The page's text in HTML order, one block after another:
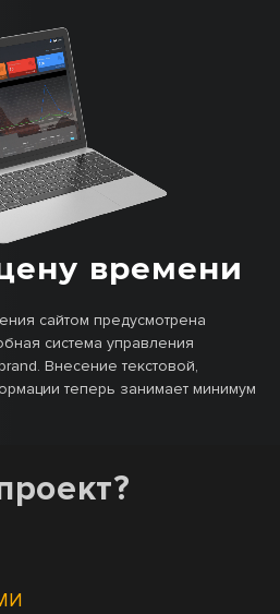
времени
сайтом предусмотрена
система управления
Внесение текстовой,
теперь занимает минимум